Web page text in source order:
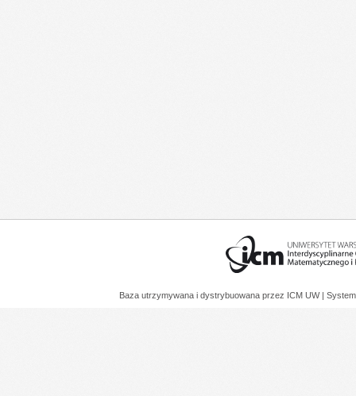
Baza utrzymywana i dystrybuowana przez ICM UW |